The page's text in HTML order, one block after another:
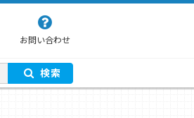
お問い合わせ
検索